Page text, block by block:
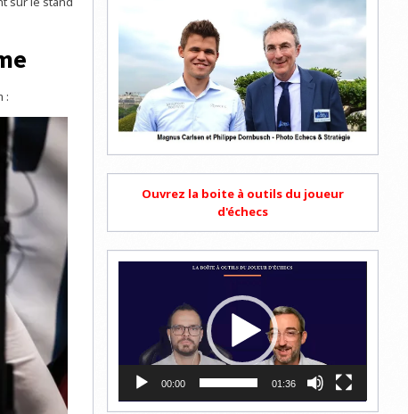
:
Ouvrez la boite à outils du joueur
d'échecs
00:00 01:36